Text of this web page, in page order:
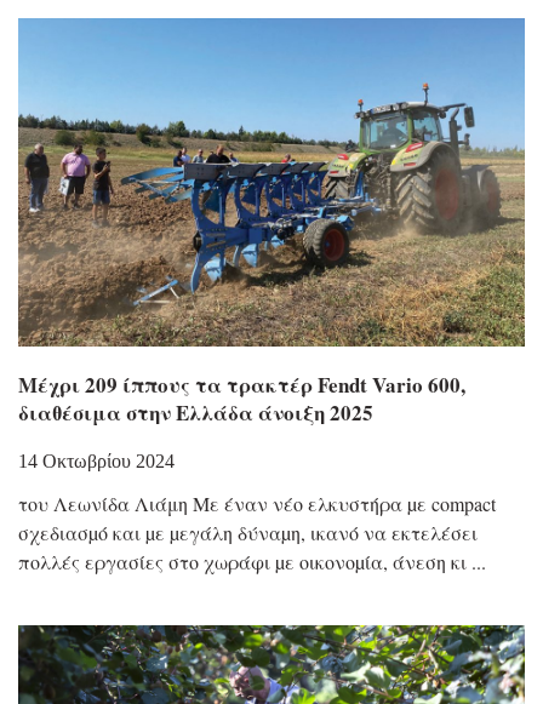
Μέχρι 209 ίππους τα τρακτέρ Fendt Vario 600,
διαθέσιμα στην Ελλάδα άνοιξη 2025
14 Οκτωβρίου 2024
του Λεωνίδα Λιάμη Με έναν νέο ελκυστήρα µε compact
σχεδιασµό και µε µεγάλη δύναµη, ικανό να εκτελέσει
πολλές εργασίες στο χωράφι µε οικονοµία, άνεση κι